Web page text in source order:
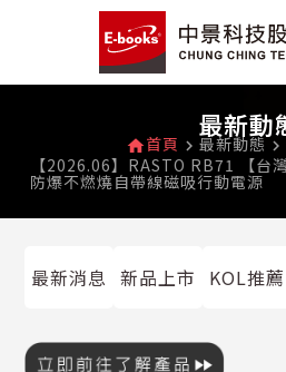
最新動
home首頁 navigate_next 最新動態 navigate_next
【2026.06】RASTO RB71 【台
防爆不燃燒自帶線磁吸行動電源
最新消息 新品上市 KOL推薦